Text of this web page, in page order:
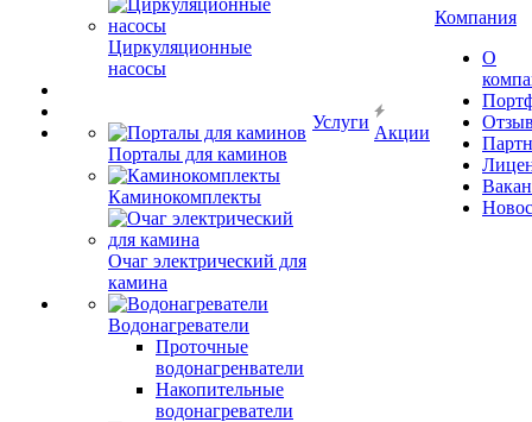
Циркуляционные
насосы
Порталы для каминов
Каминокомплекты
Очаг электрический для
камина
Водонагреватели
Проточные
водонагренватели
Накопительные
водонагреватели
Услуги
Акции
Компания
О